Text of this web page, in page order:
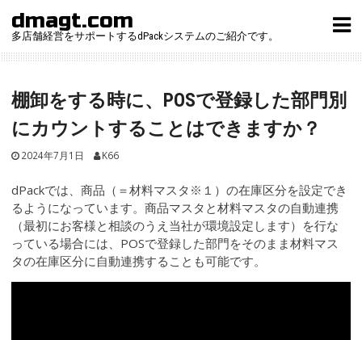
content
dmagt.com
多店舗経営をサポートするdPackシステムのご紹介です。
棚卸をする時に、POSで登録した部門別
にカウントすることはできますか？
2024年7月1日 K66
dPackでは、商品（＝材料マスタ※１）の在庫区分を設定でき
るようになっています。商品マスタと材料マスタの自動連携
（最初にお客様と相談のうえ当社が環境設定します）を行な
っている場合には、POSで登録した部門をそのまま材料マス
タの在庫区分に自動連携することも可能です。